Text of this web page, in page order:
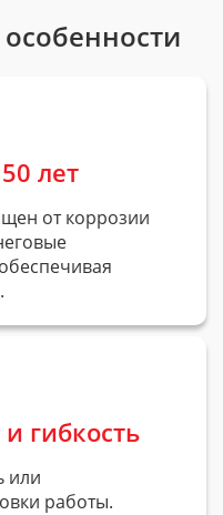
лет
от коррозии
гибкость
или
работы.